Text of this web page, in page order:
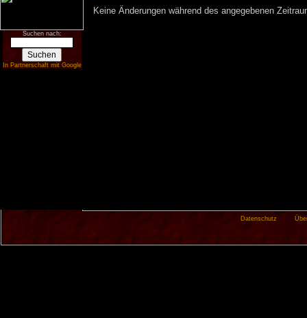
Suchen nach:
In Partnerschaft mit Google
Keine Änderungen während des angegebenen
Datenschutz